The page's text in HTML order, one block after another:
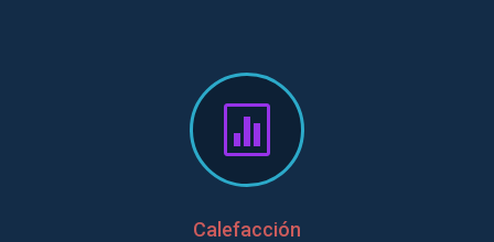

Calefacción